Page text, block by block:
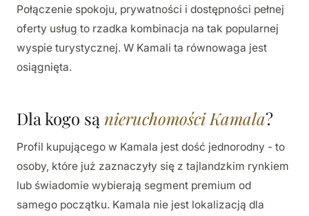
Połączenie spokoju, prywatności i dostępności pełnej
oferty usług to rzadka kombinacja na tak popularnej
wyspie turystycznej. W Kamali ta równowaga jest
osiągnięta.
Dla kogo są nieruchomości Kamala?
Profil kupującego w Kamala jest dość jednorodny - to
osoby, które już zaznaczyły się z tajlandzkim rynkiem
lub świadomie wybierają segment premium od
samego początku. Kamala nie jest lokalizacją dla